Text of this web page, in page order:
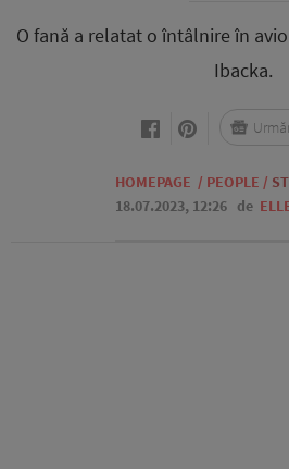
O fană a relatat o întâlnire în
Ibacka.
HOMEPAGE / PEOPLE /
18.07.2023, 12:26 de